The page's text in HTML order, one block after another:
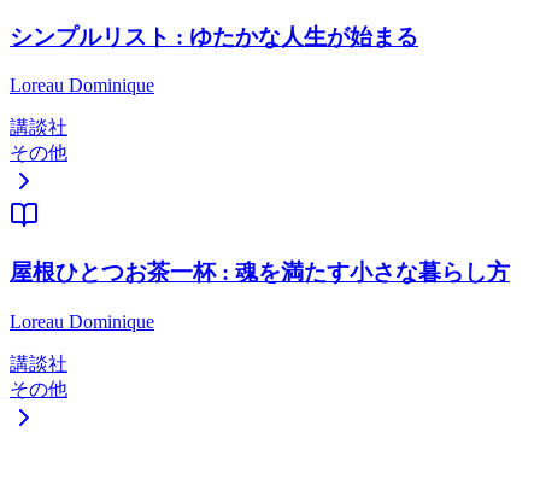
シンプルリスト : ゆたかな人生が始まる
Loreau Dominique
講談社
その他
屋根ひとつお茶一杯 : 魂を満たす小さな暮らし方
Loreau Dominique
講談社
その他